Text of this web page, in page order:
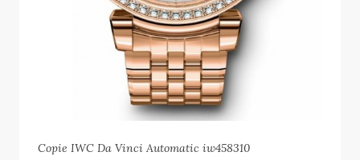
Copie IWC Da Vinci Automatic iw458310